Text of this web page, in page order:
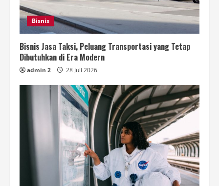
Bisnis
Bisnis Jasa Taksi, Peluang Transportasi yang Tetap
Dibutuhkan di Era Modern
admin 2 28 Juli 2026